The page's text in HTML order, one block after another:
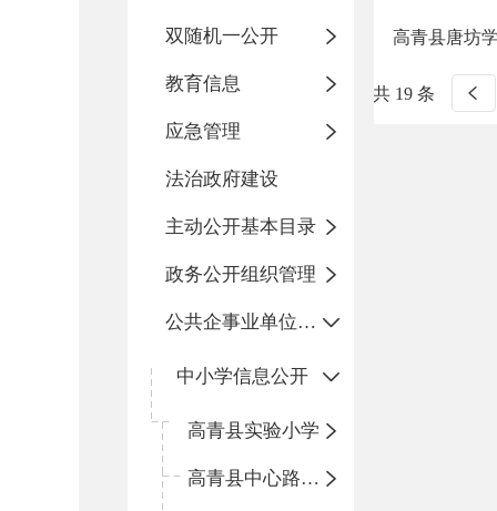
双随机一公开
教育信息
应急管理
法治政府建设
主动公开基本目录
政务公开组织管理
公共企事业单位信息公开
中小学信息公开
高青县实验小学
高青县中心路小学
高青县唐坊
共 19 条